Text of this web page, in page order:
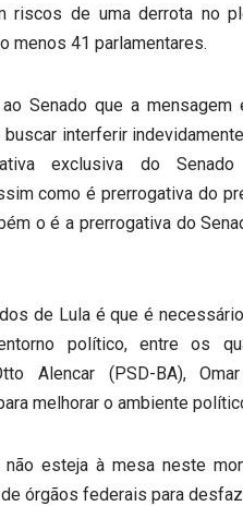
riscos de uma derrota no
menos 41 parlamentares.
ao Senado que a
buscar interferir
exclusiva do Senado
como é prerrogativa do
o é a prerrogativa do
de Lula é que é
político, entre os
Alencar (PSD-BA),
melhorar o ambiente
esteja à mesa neste
órgãos federais para